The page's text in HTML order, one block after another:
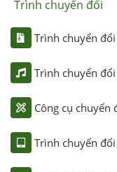
Trình chuyển đổi
Trình chuyển
Trình chuyển
Công cụ chuyển
Trình chuyển